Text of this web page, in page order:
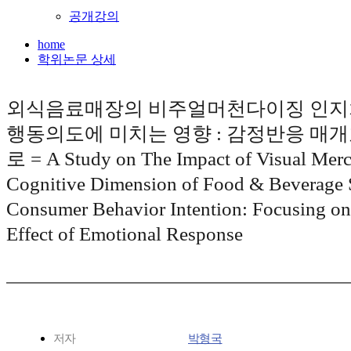
공개강의
home
학위논문 상세
외식음료매장의 비주얼머천다이징 인
행동의도에 미치는 영향 : 감정반응 매
로 = A Study on The Impact of Visual
Cognitive Dimension of Food & Beverage
Consumer Behavior Intention: Focusing
Effect of Emotional Response
저자 박형국